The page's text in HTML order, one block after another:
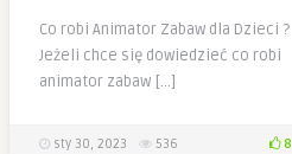
Co robi Animator Zabaw dla Dzieci ?
Jeżeli chce się dowiedzieć co robi
animator zabaw […]
sty 30, 2023 536 8